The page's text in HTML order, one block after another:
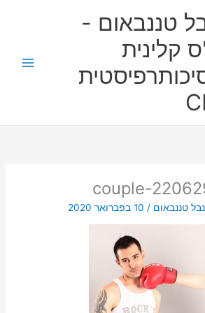
טננבאום -
קלינית
couple-
טננבאום/ 10 בפברואר 2020